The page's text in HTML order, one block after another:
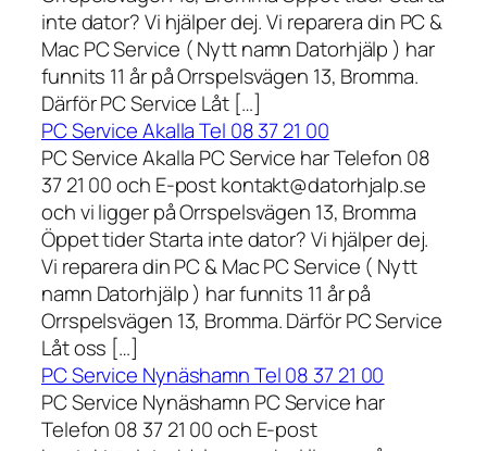
inte dator? Vi hjälper dej. Vi reparera din PC &
Mac PC Service ( Nytt namn Datorhjälp ) har
funnits 11 år på Orrspelsvägen 13, Bromma.
Därför PC Service Låt […]
PC Service Akalla Tel 08 37 21 00
PC Service Akalla PC Service har Telefon 08
37 21 00 och E-post kontakt@datorhjalp.se
och vi ligger på Orrspelsvägen 13, Bromma
Öppet tider Starta inte dator? Vi hjälper dej.
Vi reparera din PC & Mac PC Service ( Nytt
namn Datorhjälp ) har funnits 11 år på
Orrspelsvägen 13, Bromma. Därför PC Service
Låt oss […]
PC Service Nynäshamn Tel 08 37 21 00
PC Service Nynäshamn PC Service har
Telefon 08 37 21 00 och E-post